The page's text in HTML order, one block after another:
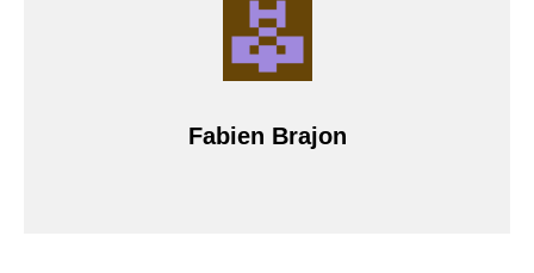
Fabien Brajon